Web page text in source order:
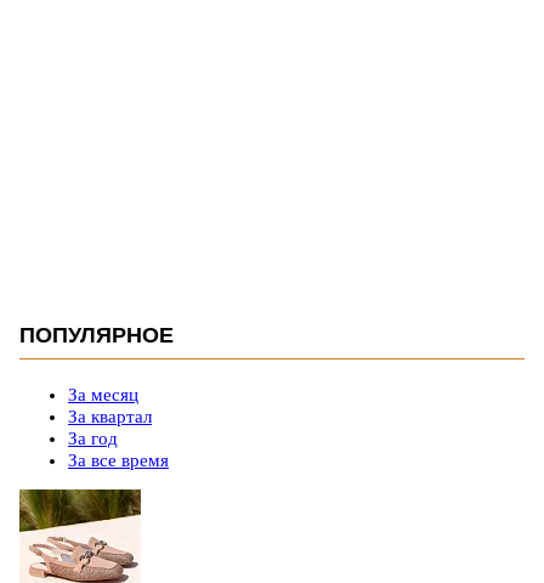
ПОПУЛЯРНОЕ
За месяц
За квартал
За год
За все время